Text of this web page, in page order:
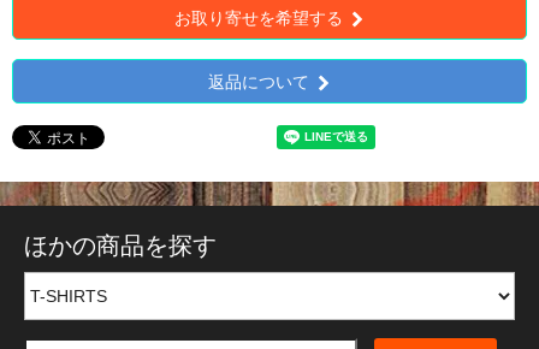
お取り寄せを希望する
返品について
ほかの商品を探す